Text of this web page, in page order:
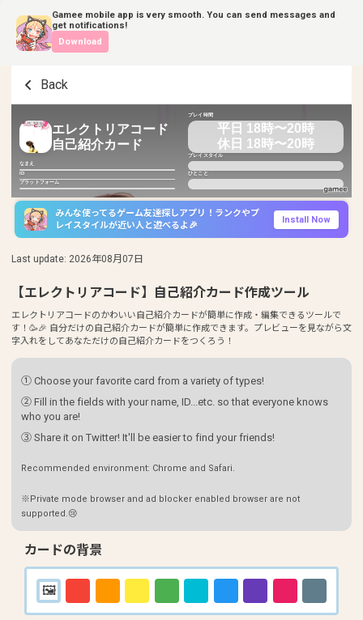
Gamee mobile app is very smooth. You can send messages and
get notifications!
Download
Back
エレクトリアコード
自己紹介カード
なまえ
ID
プラットフォーム
プレイ時間
平日 18時〜20時
休日 18時〜20時
プレイスタイル
ひとこと
みんな使ってるゲーム友達探しアプリ！ランクやプ
レイスタイルが近い人と遊べるよ🎉
Install Now
Last update: 2026年08月07日
【エレクトリアコード】自己紹介カード作成ツール
エレクトリアコードのかわいい自己紹介カードが簡単に作成・編集できるツールで
す！🥳🎉 自分だけの自己紹介カードが簡単に作成できます。プレビューを見ながら文
字入れをしてあなただけの自己紹介カードをつくろう！
① Choose your favorite card from a variety of types!
② Fill in the fields with your name, ID...etc. so that everyone knows
who you are!
③ Share it on Twitter! It'll be easier to find your friends!
Recommended environment: Chrome and Safari.
※Private mode browser and ad blocker enabled browser are not
supported.😢
カードの背景